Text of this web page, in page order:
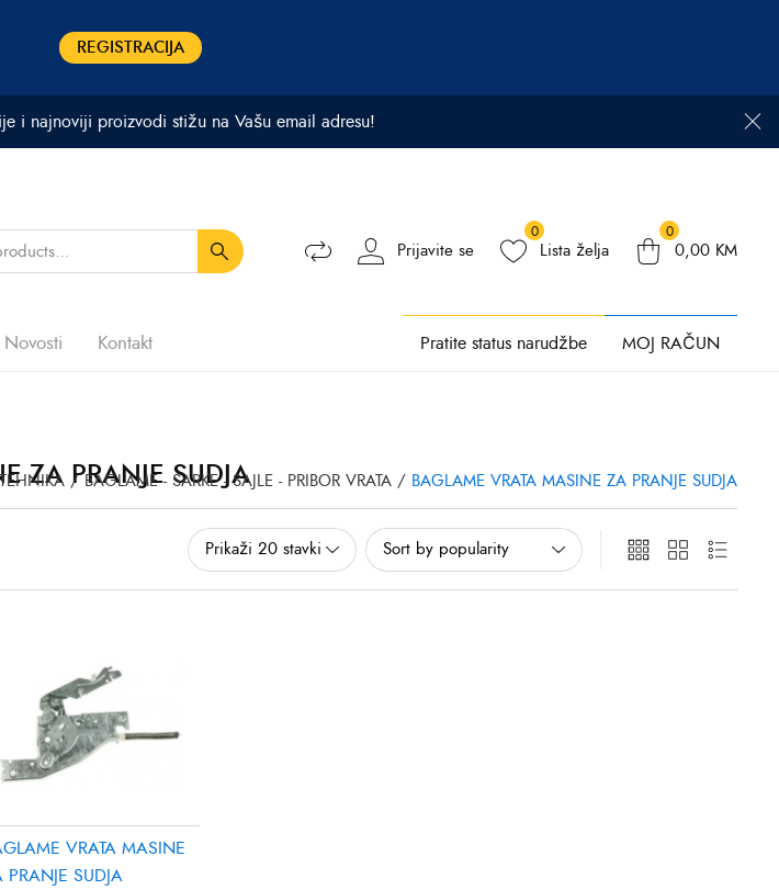
REGISTRACIJA
i najnoviji proizvodi stižu na Vašu email adresu!
Prijavite se
0
Lista želja
0
0,00 KM
Novosti Kontakt Pratite status narudžbe MOJ RAČUN
ZA PRANJE SUDJA
/ BAGLAME - SARKE - SAJLE - PRIBOR VRATA / BAGLAME VRATA MASINE ZA PRANJE SUDJA
VRATA MASINE
PRANJE SUDJA